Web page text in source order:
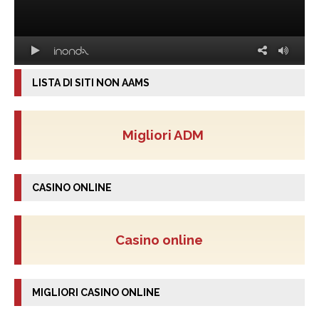
LISTA DI SITI NON AAMS
Migliori ADM
CASINO ONLINE
Casino online
MIGLIORI CASINO ONLINE